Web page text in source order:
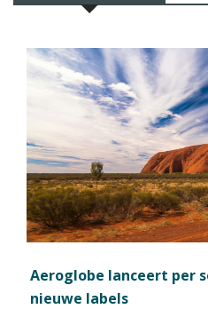
Aeroglobe lanceert per
nieuwe labels